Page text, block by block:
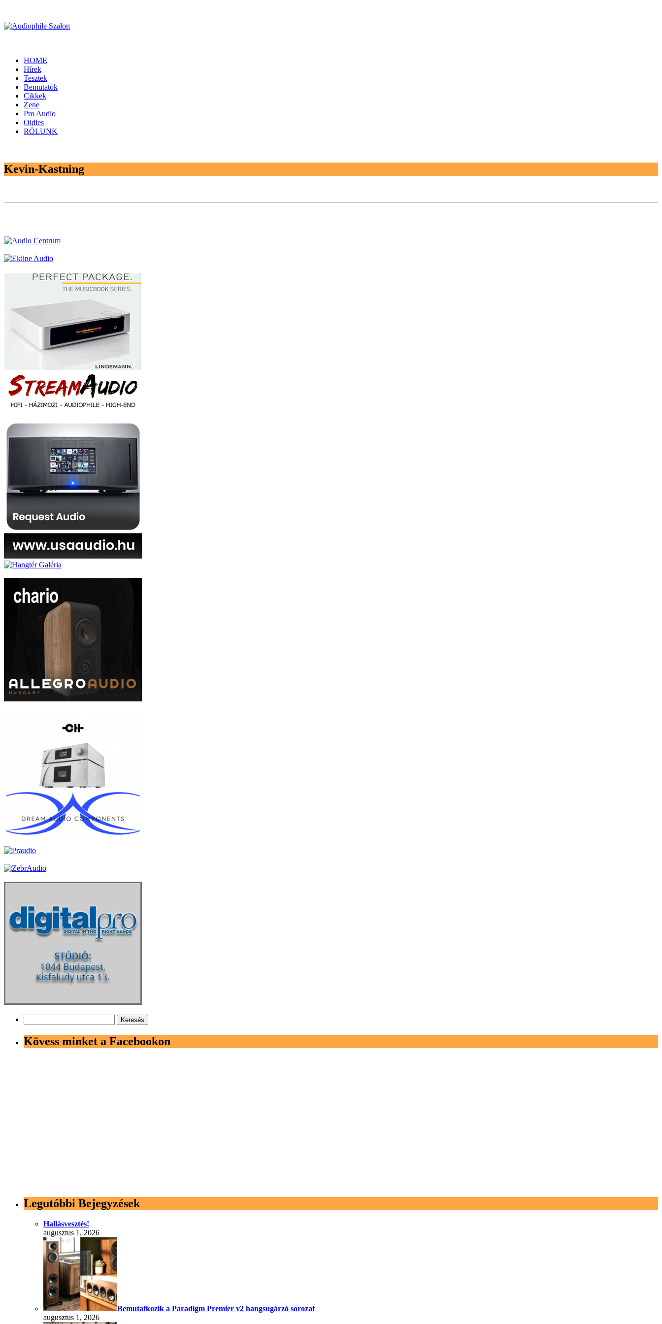
HOME
Hírek
Tesztek
Bemutatók
Cikkek
Zene
Pro Audio
Oldies
RÓLUNK
Kevin-Kastning
Kövess minket a Facebookon
Legutóbbi Bejegyzések
Hallásvesztés!
augusztus 1, 2026
Bemutatkozik a Paradigm Premier v2 hangsugárzó sorozat
augusztus 1, 2026